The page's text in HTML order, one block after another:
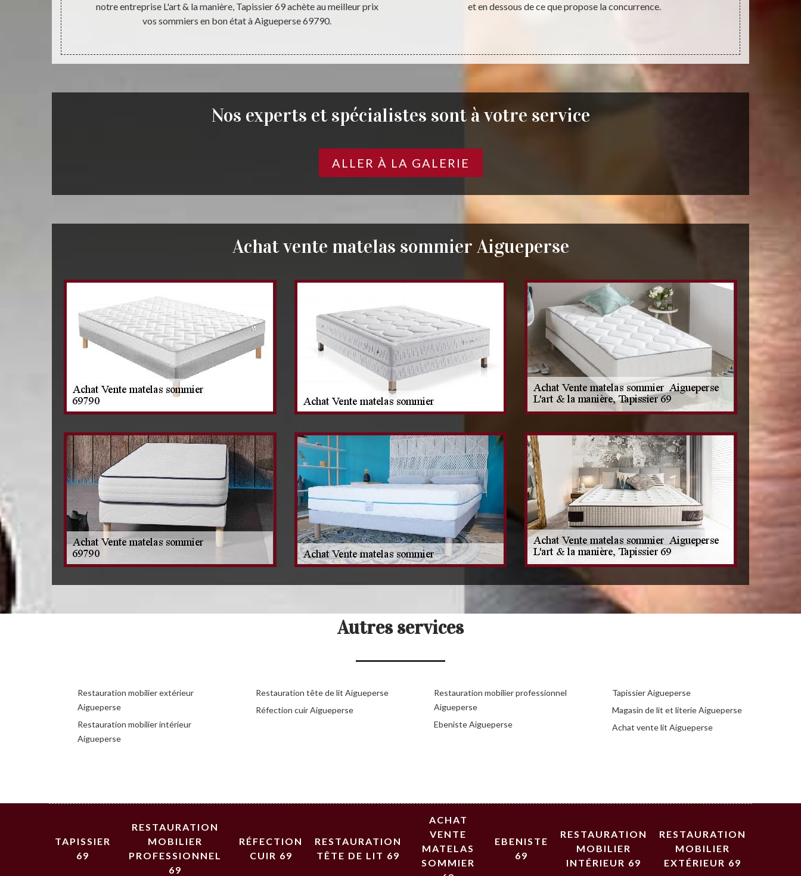
notre entreprise L'art & la manière, Tapissier 69 achète au meilleur prix
vos sommiers en bon état à Aigueperse 69790.
et en dessous de ce que propose la concurrence.
Nos experts et spécialistes sont à votre service
ALLER À LA GALERIE
Achat vente matelas sommier Aigueperse
Autres services
Restauration mobilier extérieur
Aigueperse
Restauration mobilier intérieur
Aigueperse
Restauration tête de lit Aigueperse
Réfection cuir Aigueperse
Restauration mobilier professionnel
Aigueperse
Ebeniste Aigueperse
Tapissier Aigueperse
Magasin de lit et literie Aigueperse
Achat vente lit Aigueperse
TAPISSIER
69
RESTAURATION
MOBILIER
PROFESSIONNEL
69
RÉFECTION
CUIR 69
RESTAURATION
TÊTE DE LIT 69
ACHAT
VENTE
MATELAS
SOMMIER
EBENISTE
69
RESTAURATION
MOBILIER
INTÉRIEUR 69
RESTAURATION
MOBILIER
EXTÉRIEUR 69